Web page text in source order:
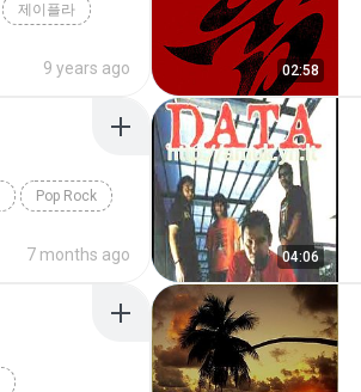
제이플라
9 years ago 02:58
Pop Rock
7 months ago 04:06